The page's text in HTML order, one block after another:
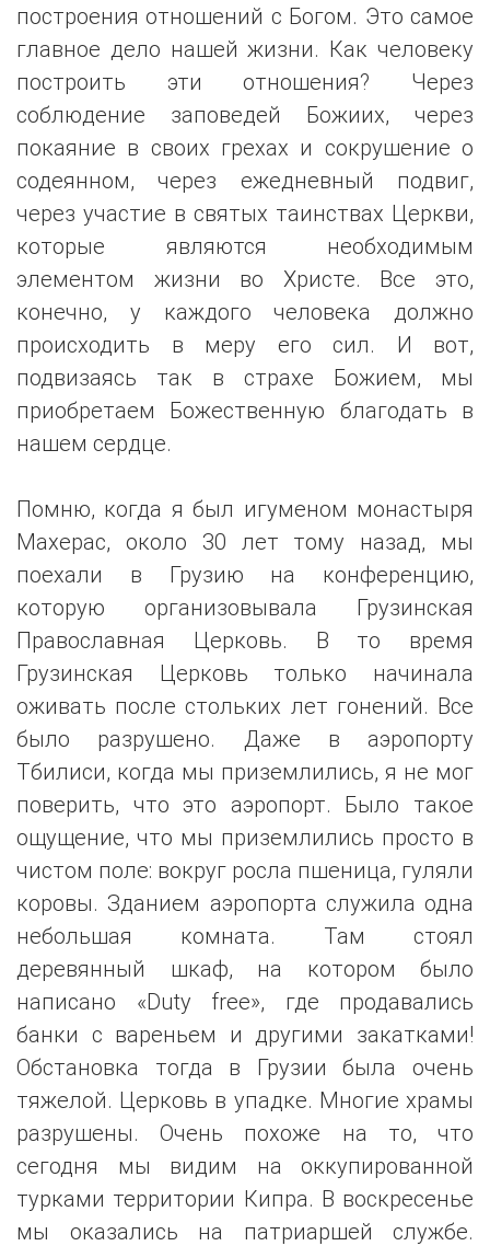
построения отношений с Богом. Это самое
главное дело нашей жизни. Как человеку
построить эти отношения? Через
соблюдение заповедей Божиих, через
покаяние в своих грехах и сокрушение о
содеянном, через ежедневный подвиг,
через участие в святых таинствах Церкви,
которые являются необходимым
элементом жизни во Христе. Все это,
конечно, у каждого человека должно
происходить в меру его сил. И вот,
подвизаясь так в страхе Божием, мы
приобретаем Божественную благодать в
нашем сердце.
Помню, когда я был игуменом монастыря
Махерас, около 30 лет тому назад, мы
поехали в Грузию на конференцию,
которую организовывала Грузинская
Православная Церковь. В то время
Грузинская Церковь только начинала
оживать после стольких лет гонений. Все
было разрушено. Даже в аэропорту
Тбилиси, когда мы приземлились, я не мог
поверить, что это аэропорт. Было такое
ощущение, что мы приземлились просто в
чистом поле: вокруг росла пшеница, гуляли
коровы. Зданием аэропорта служила одна
небольшая комната. Там стоял
деревянный шкаф, на котором было
написано «Duty free», где продавались
банки с вареньем и другими закатками!
Обстановка тогда в Грузии была очень
тяжелой. Церковь в упадке. Многие храмы
разрушены. Очень похоже на то, что
сегодня мы видим на оккупированной
турками территории Кипра. В воскресенье
мы оказались на патриаршей службе.